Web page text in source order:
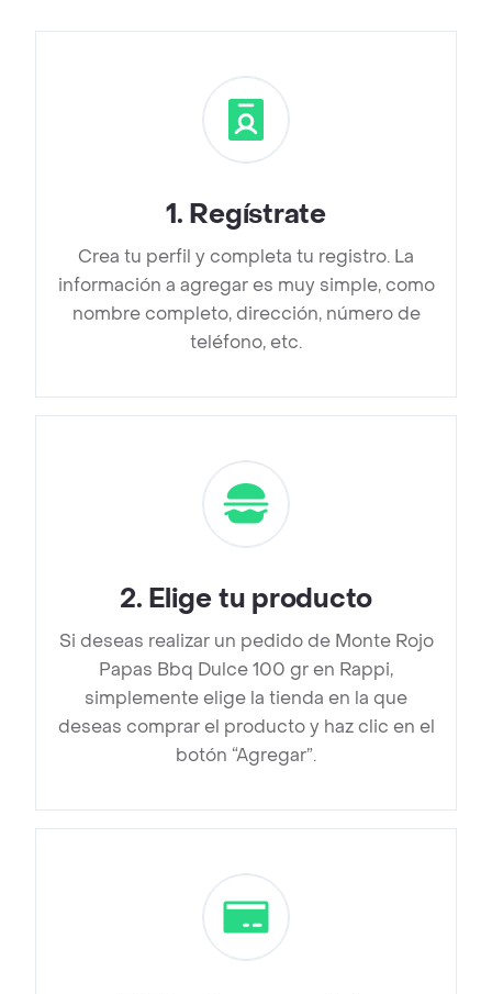
1. Regístrate
Crea tu perfil y completa tu registro. La
información a agregar es muy simple, como
nombre completo, dirección, número de
teléfono, etc.
2. Elige tu producto
Si deseas realizar un pedido de Monte Rojo
Papas Bbq Dulce 100 gr en Rappi,
simplemente elige la tienda en la que
deseas comprar el producto y haz clic en el
botón “Agregar”.